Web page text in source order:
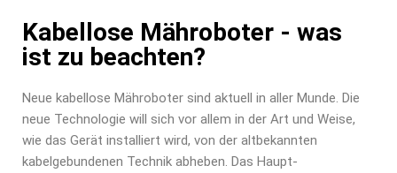
Kabellose Mähroboter - was
ist zu beachten?
Neue kabellose Mähroboter sind aktuell in aller Munde. Die
neue Technologie will sich vor allem in der Art und Weise,
wie das Gerät installiert wird, von der altbekannten
kabelgebundenen Technik abheben. Das Haupt-